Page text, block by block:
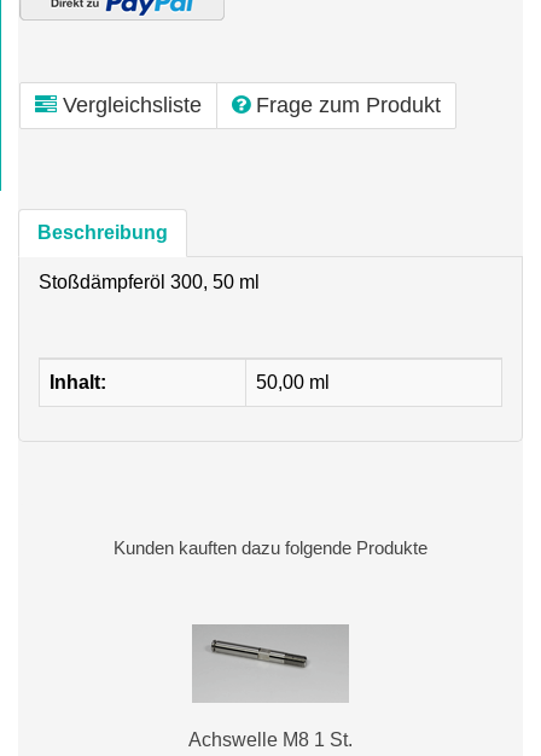
Vergleichsliste Frage zum Produkt
Beschreibung
Stoßdämpferöl 300, 50 ml
Inhalt: 50,00 ml
Kunden kauften dazu folgende Produkte
Achswelle M8 1 St.